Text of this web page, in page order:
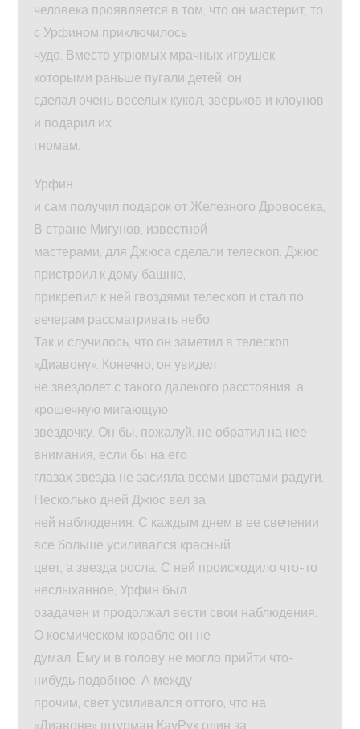
человека проявляется в том, что он мастерит, то
с Урфином приключилось
чудо. Вместо угрюмых мрачных игрушек,
которыми раньше пугали детей, он
сделал очень веселых кукол, зверьков и клоунов
и подарил их
гномам.
Урфин
и сам получил подарок от Железного Дровосека,
В стране Мигунов, известной
мастерами, для Джюса сделали телескоп. Джюс
пристроил к дому башню,
прикрепил к ней гвоздями телескоп и стал по
вечерам рассматривать небо.
Так и случилось, что он заметил в телескоп
«Диавону». Конечно, он увидел
не звездолет с такого далекого расстояния, а
крошечную мигающую
звездочку. Он бы, пожалуй, не обратил на нее
внимания, если бы на его
глазах звезда не засияла всеми цветами радуги.
Несколько дней Джюс вел за
ней наблюдения. С каждым днем в ее свечении
все больше усиливался красный
цвет, а звезда росла. С ней происходило что-то
неслыханное, Урфин был
озадачен и продолжал вести свои наблюдения.
О космическом корабле он не
думал. Ему и в голову не могло прийти что-
нибудь подобное. А между
прочим, свет усиливался оттого, что на
«Диавоне» штурман КауРук один за